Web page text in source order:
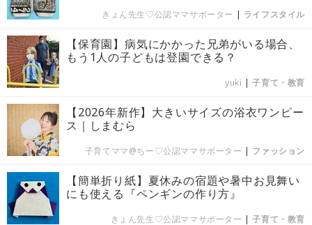
きょん先生♡公認ママサポーター | ライフスタイル
【保育園】病気にかかった兄弟がいる場合、
もう1人の子どもは登園できる？
yuki |子育て・教育
【2026年新作】大きいサイズの浴衣ワンピー
ス｜しまむら
子育てママ@ちー♡公認ママサポーター | ファッション
【簡単折り紙】夏休みの宿題や暑中お見舞い
にも使える『ペンギンの作り方』
きょん先生♡公認ママサポーター |子育て・教育